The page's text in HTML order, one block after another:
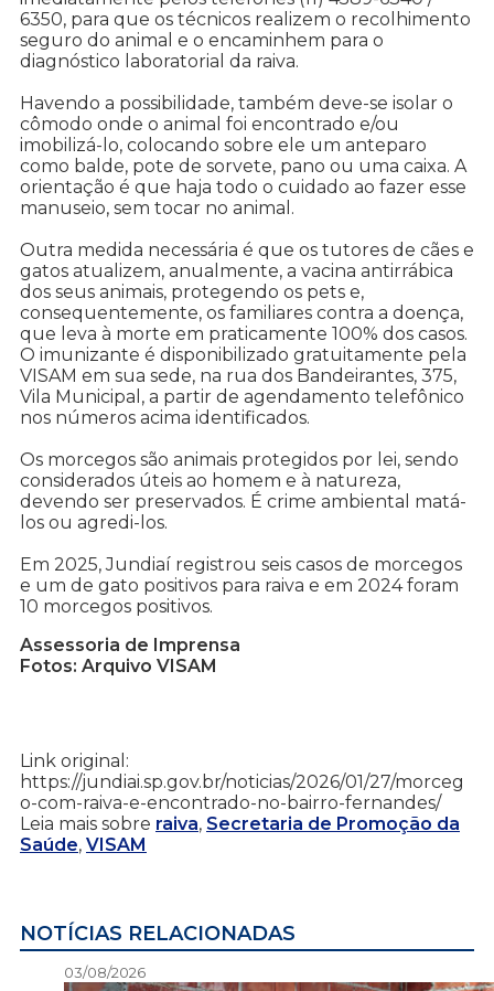
6350, para que os técnicos realizem o recolhimento
seguro do animal e o encaminhem para o
diagnóstico laboratorial da raiva.
Havendo a possibilidade, também deve-se isolar o
cômodo onde o animal foi encontrado e/ou
imobilizá-lo, colocando sobre ele um anteparo
como balde, pote de sorvete, pano ou uma caixa. A
orientação é que haja todo o cuidado ao fazer esse
manuseio, sem tocar no animal.
Outra medida necessária é que os tutores de cães e
gatos atualizem, anualmente, a vacina antirrábica
dos seus animais, protegendo os pets e,
consequentemente, os familiares contra a doença,
que leva à morte em praticamente 100% dos casos.
O imunizante é disponibilizado gratuitamente pela
VISAM em sua sede, na rua dos Bandeirantes, 375,
Vila Municipal, a partir de agendamento telefônico
nos números acima identificados.
Os morcegos são animais protegidos por lei, sendo
considerados úteis ao homem e à natureza,
devendo ser preservados. É crime ambiental matá-
los ou agredi-los.
Em 2025, Jundiaí registrou seis casos de morcegos
e um de gato positivos para raiva e em 2024 foram
10 morcegos positivos.
Assessoria de Imprensa
Fotos: Arquivo VISAM
Link original:
https://jundiai.sp.gov.br/noticias/2026/01/27/morceg
o-com-raiva-e-encontrado-no-bairro-fernandes/
Leia mais sobre raiva, Secretaria de Promoção da
Saúde, VISAM
NOTÍCIAS RELACIONADAS
03/08/2026